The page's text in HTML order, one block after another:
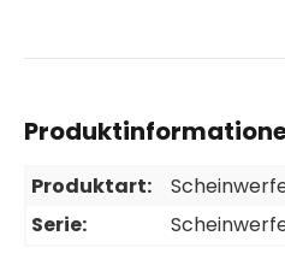
Produktart:
Serie: